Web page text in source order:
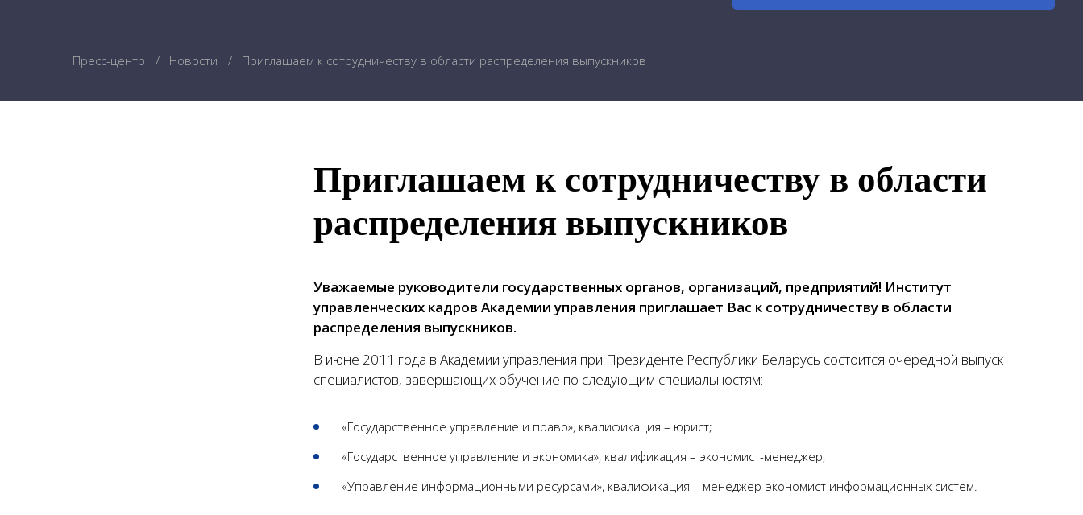
Пресс-центр Новости Приглашаем к сотрудничеству в области распределения выпускников
Приглашаем к сотрудничеству в области
распределения выпускников
Уважаемые руководители государственных органов, организаций, предприятий! Институт
управленческих кадров Академии управления приглашает Вас к сотрудничеству в области
распределения выпускников.
В июне 2011 года в Академии управления при Президенте Республики Беларусь состоится очередной выпуск
специалистов, завершающих обучение по следующим специальностям:
«Государственное управление и право», квалификация – юрист;
«Государственное управление и экономика», квалификация – экономист-менеджер;
«Управление информационными ресурсами», квалификация – менеджер-экономист информационных систем.